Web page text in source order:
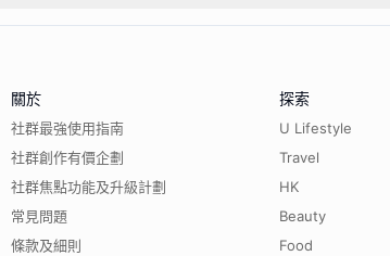
關於
社群最強使用指南
社群創作有價企劃
社群焦點功能及升級計劃
常見問題
條款及細則
探索
U Lifestyle
Travel
HK
Beauty
Food